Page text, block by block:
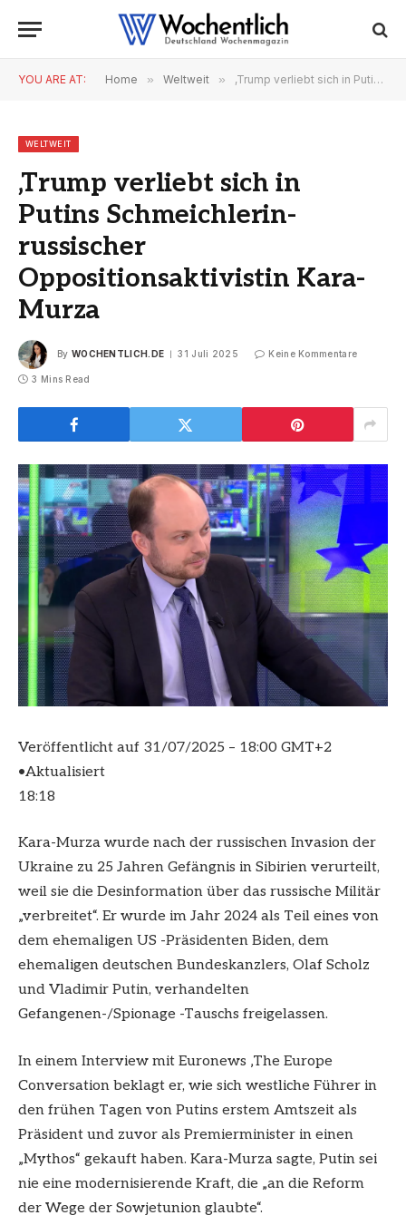
YOU ARE AT: Home » Weltweit » ‚Trump verliebt sich in Putins Schmeichlerin-russischer Oppositionsaktivistin Kara-Murza
WELTWEIT
‚Trump verliebt sich in
Putins Schmeichlerin-
russischer
Oppositionsaktivistin Kara-
Murza
By WOCHENTLICH.DE 31 Juli 2025 Keine Kommentare
3 Mins Read
Veröffentlicht auf 31/07/2025 – 18:00 GMT+2
•Aktualisiert
18:18
Kara-Murza wurde nach der russischen Invasion der
Ukraine zu 25 Jahren Gefängnis in Sibirien verurteilt,
weil sie die Desinformation über das russische Militär
„verbreitet“. Er wurde im Jahr 2024 als Teil eines von
dem ehemaligen US -Präsidenten Biden, dem
ehemaligen deutschen Bundeskanzlers, Olaf Scholz
und Vladimir Putin, verhandelten
Gefangenen-/Spionage -Tauschs freigelassen.
In einem Interview mit Euronews ‚The Europe
Conversation beklagt er, wie sich westliche Führer in
den frühen Tagen von Putins erstem Amtszeit als
Präsident und zuvor als Premierminister in einen
„Mythos“ gekauft haben. Kara-Murza sagte, Putin sei
nie eine modernisierende Kraft, die „an die Reform
der Wege der Sowjetunion glaubte“.